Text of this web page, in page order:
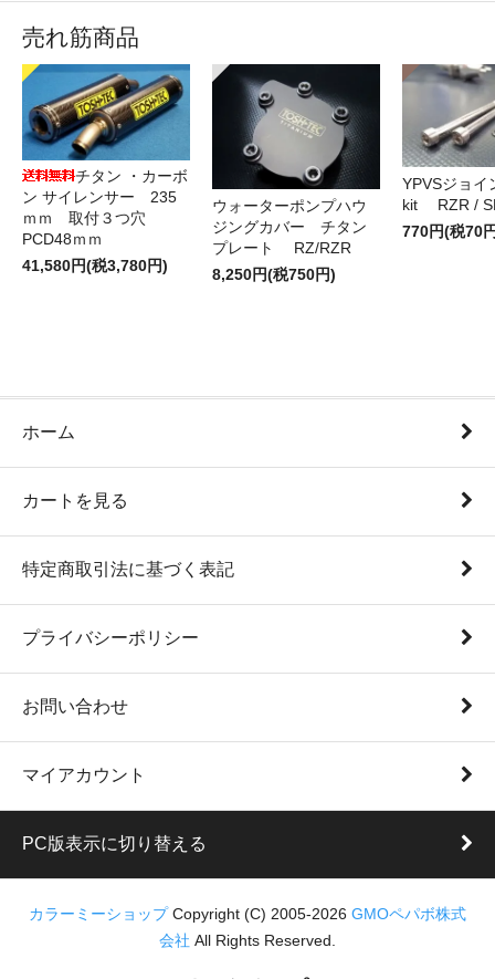
売れ筋商品
チタン ・カーボ
ン サイレンサー 235
ｍｍ 取付３つ穴
PCD48ｍｍ
41,580円(税3,780円)
ウォーターポンプハウ
ジングカバー チタン
プレート RZ/RZR
8,250円(税750円)
YPVSジョイ
kit RZR /
770円(税70
ホーム
カートを見る
特定商取引法に基づく表記
プライバシーポリシー
お問い合わせ
マイアカウント
PC版表示に切り替える
カラーミーショップCopyright (C) 2005-2026 GMOペパボ株式
会社 All Rights Reserved.